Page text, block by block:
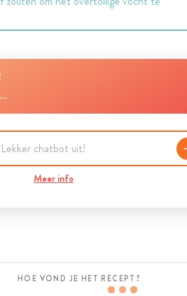
Meer info
HOE VOND JE HET RECEPT?